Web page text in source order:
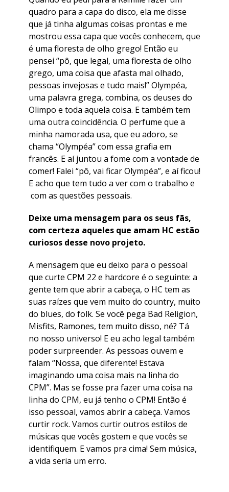
quadro para a capa do disco, ela me disse
que já tinha algumas coisas prontas e me
mostrou essa capa que vocês conhecem, que
é uma floresta de olho grego! Então eu
pensei “pô, que legal, uma floresta de olho
grego, uma coisa que afasta mal olhado,
pessoas invejosas e tudo mais!” Olympéa,
uma palavra grega, combina, os deuses do
Olimpo e toda aquela coisa. E também tem
uma outra coincidência. O perfume que a
minha namorada usa, que eu adoro, se
chama “Olympéa” com essa grafia em
francês. E aí juntou a fome com a vontade de
comer! Falei “pô, vai ficar Olympéa”, e aí ficou!
E acho que tem tudo a ver com o trabalho e
com as questões pessoais.
Deixe uma mensagem para os seus fãs,
com certeza aqueles que amam HC estão
curiosos desse novo projeto.
A mensagem que eu deixo para o pessoal
que curte CPM 22 e hardcore é o seguinte: a
gente tem que abrir a cabeça, o HC tem as
suas raízes que vem muito do country, muito
do blues, do folk. Se você pega Bad Religion,
Misfits, Ramones, tem muito disso, né? Tá
no nosso universo! E eu acho legal também
poder surpreender. As pessoas ouvem e
falam “Nossa, que diferente! Estava
imaginando uma coisa mais na linha do
CPM”. Mas se fosse pra fazer uma coisa na
linha do CPM, eu já tenho o CPM! Então é
isso pessoal, vamos abrir a cabeça. Vamos
curtir rock. Vamos curtir outros estilos de
músicas que vocês gostem e que vocês se
identifiquem. E vamos pra cima! Sem música,
a vida seria um erro.